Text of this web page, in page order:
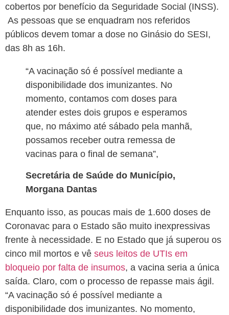
cobertos por benefício da Seguridade Social (INSS).
As pessoas que se enquadram nos referidos
públicos devem tomar a dose no Ginásio do SESI,
das 8h as 16h.
“A vacinação só é possível mediante a
disponibilidade dos imunizantes. No
momento, contamos com doses para
atender estes dois grupos e esperamos
que, no máximo até sábado pela manhã,
possamos receber outra remessa de
vacinas para o final de semana”,
Secretária de Saúde do Município,
Morgana Dantas
Enquanto isso, as poucas mais de 1.600 doses de
Coronavac para o Estado são muito inexpressivas
frente à necessidade. E no Estado que já superou os
cinco mil mortos e vê seus leitos de UTIs em
bloqueio por falta de insumos, a vacina seria a única
saída. Claro, com o processo de repasse mais ágil.
“A vacinação só é possível mediante a
disponibilidade dos imunizantes. No momento,